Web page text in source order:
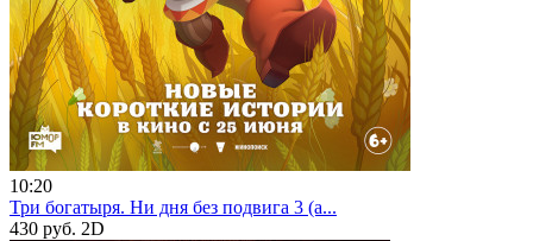
10:20
Три богатыря. Ни дня без подвига 3 (а...
430 руб. 2D